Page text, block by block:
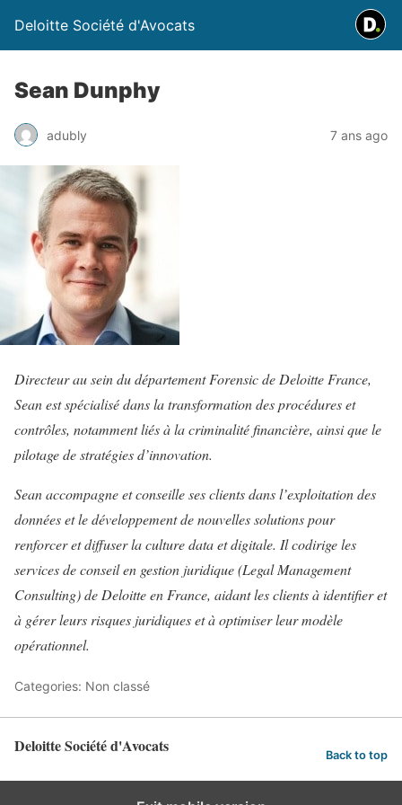
Deloitte Société d'Avocats
Sean Dunphy
adubly 7 ans ago
Directeur au sein du département Forensic de Deloitte France,
Sean est spécialisé dans la transformation des procédures et
contrôles, notamment liés à la criminalité financière, ainsi que le
pilotage de stratégies d’innovation.
Sean accompagne et conseille ses clients dans l’exploitation des
données et le développement de nouvelles solutions pour
renforcer et diffuser la culture data et digitale. Il codirige les
services de conseil en gestion juridique (Legal Management
Consulting) de Deloitte en France, aidant les clients à identifier et
à gérer leurs risques juridiques et à optimiser leur modèle
opérationnel.
Categories: Non classé
Deloitte Société d'Avocats Back to top